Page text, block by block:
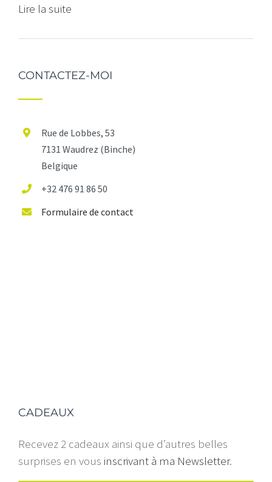
Lire la suite
CONTACTEZ-MOI
Rue de Lobbes, 53
7131 Waudrez (Binche)
Belgique
+32 476 91 86 50
Formulaire de contact
CADEAUX
Recevez 2 cadeaux ainsi que d’autres belles
surprises en vous inscrivant à ma Newsletter.